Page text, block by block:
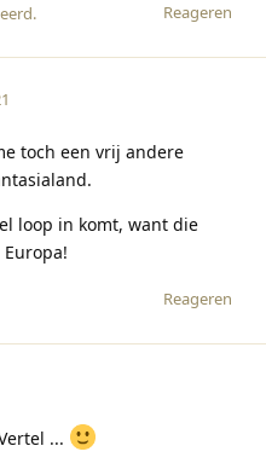
Reageren
.
toch een vrij andere
loop in komt, want die
Reageren
...